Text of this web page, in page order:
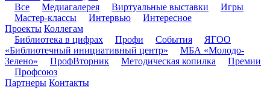
Все
Медиагалерея Виртуальные выставки
Игры
Мастер-классы
Интервью
Интересное
Проекты Коллегам
Библиотека в цифрах
Профи События
ЯГОО
«Библиотечный инициативный центр»
МБА «Молодо-
Зелено»
ПрофВторник Методическая копилка
Премии
Профсоюз
Партнеры Контакты